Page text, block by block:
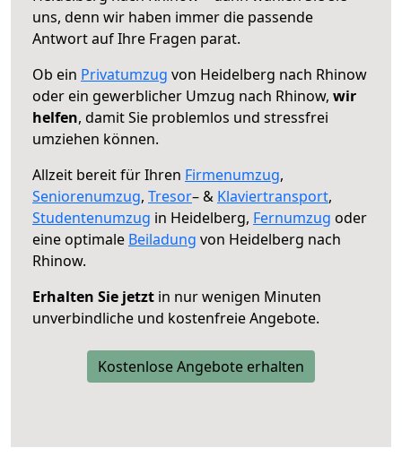
uns, denn wir haben immer die passende
Antwort auf Ihre Fragen parat.
Ob ein Privatumzug von Heidelberg nach Rhinow
oder ein gewerblicher Umzug nach Rhinow, wir
helfen, damit Sie problemlos und stressfrei
umziehen können.
Allzeit bereit für Ihren Firmenumzug,
Seniorenumzug, Tresor– & Klaviertransport,
Studentenumzug in Heidelberg, Fernumzug oder
eine optimale Beiladung von Heidelberg nach
Rhinow.
Erhalten Sie jetzt in nur wenigen Minuten
unverbindliche und kostenfreie Angebote.
Kostenlose Angebote erhalten